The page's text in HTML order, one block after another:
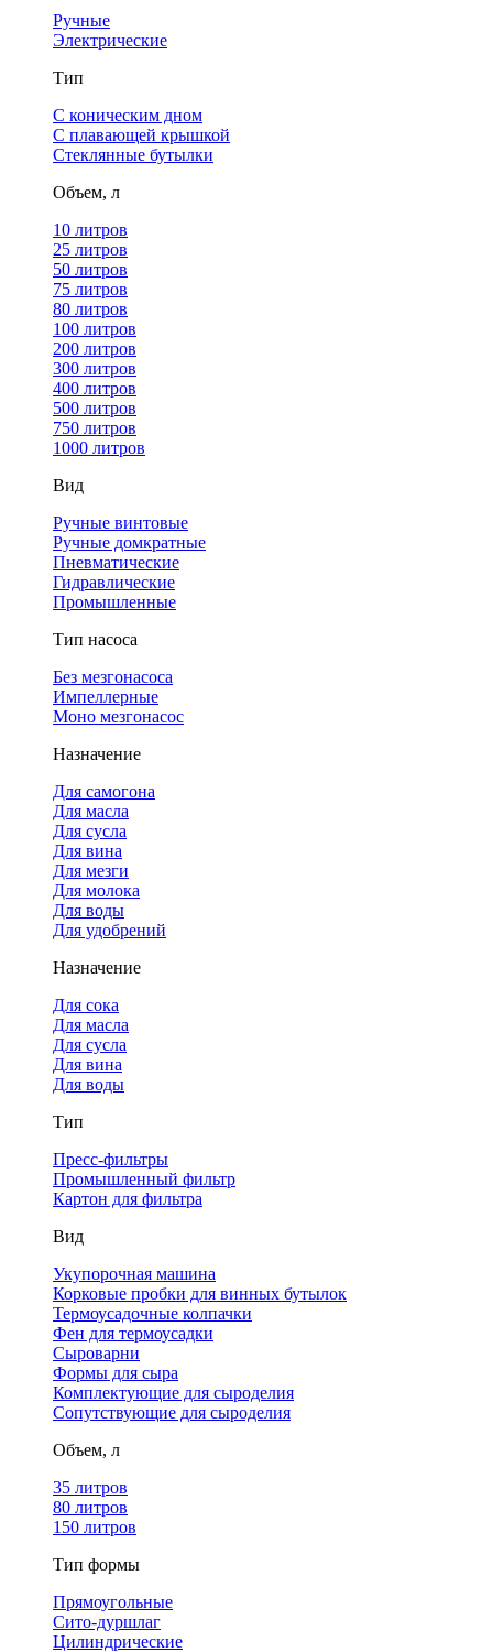
Ручные
Электрические
Тип
С коническим дном
С плавающей крышкой
Стеклянные бутылки
Объем, л
10 литров
25 литров
50 литров
75 литров
80 литров
100 литров
200 литров
300 литров
400 литров
500 литров
750 литров
1000 литров
Вид
Ручные винтовые
Ручные домкратные
Пневматические
Гидравлические
Промышленные
Тип насоса
Без мезгонасоса
Импеллерные
Моно мезгонасос
Назначение
Для самогона
Для масла
Для сусла
Для вина
Для мезги
Для молока
Для воды
Для удобрений
Назначение
Для сока
Для масла
Для сусла
Для вина
Для воды
Тип
Пресс-фильтры
Промышленный фильтр
Картон для фильтра
Вид
Укупорочная машина
Корковые пробки для винных бутылок
Термоусадочные колпачки
Фен для термоусадки
Сыроварни
Формы для сыра
Комплектующие для сыроделия
Сопутствующие для сыроделия
Объем, л
35 литров
80 литров
150 литров
Тип формы
Прямоугольные
Сито-дуршлаг
Цилиндрические